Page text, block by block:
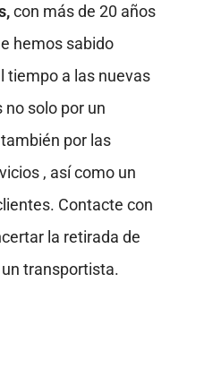
con más de 20 años
hemos sabido
tiempo a las nuevas
solo por un
por las
, así como un
Contacte con
la retirada de
transportista.